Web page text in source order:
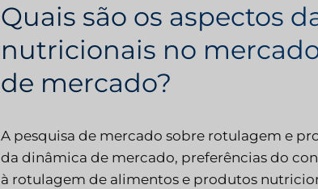
Quais são os aspectos
nutricionais no
de mercado?
A pesquisa de mercado sobre rotulagem e
da dinâmica de mercado, preferências do
à rotulagem de alimentos e produtos